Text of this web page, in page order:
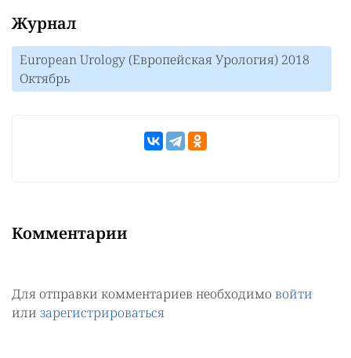
Журнал
European Urology (Европейская Урология) 2018
Октябрь
Комментарии
Для отправки комментариев необходимо войти
или зарегистрироваться